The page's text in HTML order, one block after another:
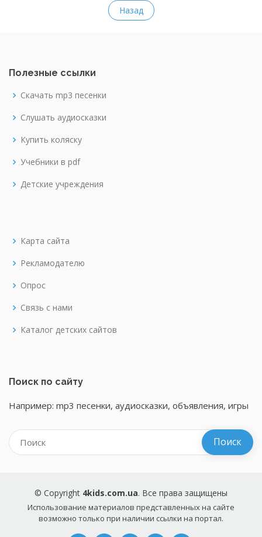
Назад
Полезные ссылки
Скачать mp3 песенки
Слушать аудиосказки
Купить коляску
Учебники в pdf
Детские учреждения
Карта сайта
Рекламодателю
Опрос
Связь с нами
Каталог детских сайтов
Поиск по сайту
Например: mp3 песенки, аудиосказки, объявления, игры
© Copyright 4kids.com.ua. Все права защищены
Использование материалов представленных на сайте
возможно только при наличии ссылки на портал.